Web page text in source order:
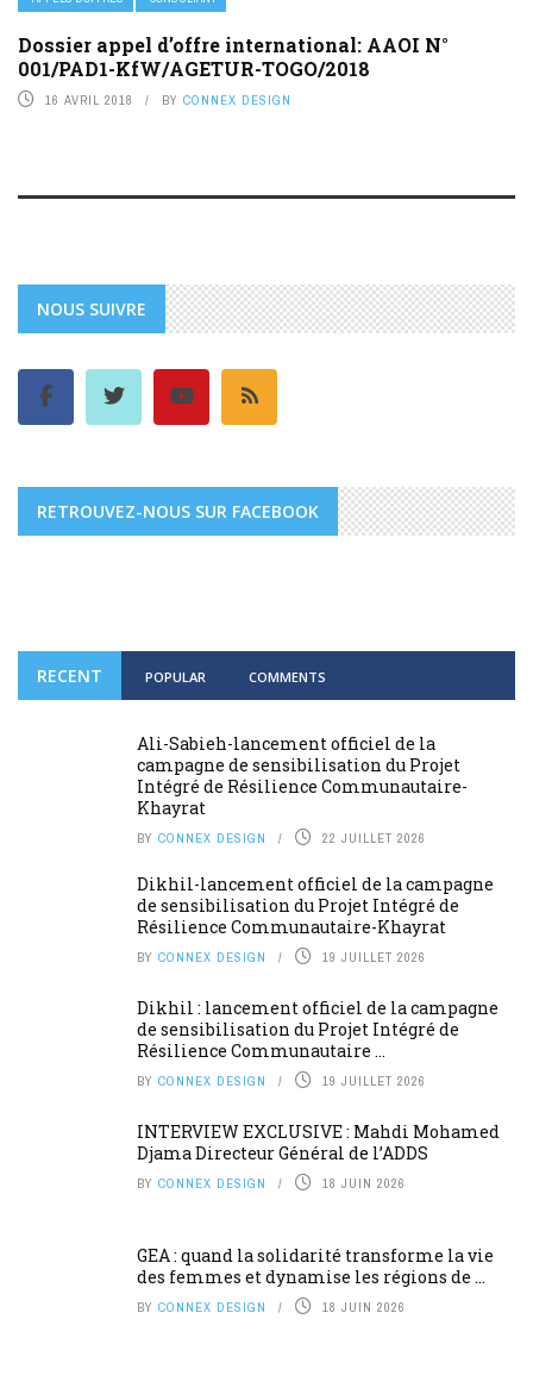
Dossier appel d’offre international: AAOI N°
001/PAD1-KfW/AGETUR-TOGO/2018
16 AVRIL 2018 BY CONNEX DESIGN
NOUS SUIVRE
RETROUVEZ-NOUS SUR FACEBOOK
RECENT POPULAR COMMENTS
Ali-Sabieh-lancement officiel de la
campagne de sensibilisation du Projet
Intégré de Résilience Communautaire-
Khayrat
BY CONNEX DESIGN 22 JUILLET 2026
Dikhil-lancement officiel de la campagne
de sensibilisation du Projet Intégré de
Résilience Communautaire-Khayrat
BY CONNEX DESIGN 19 JUILLET 2026
Dikhil : lancement officiel de la campagne
de sensibilisation du Projet Intégré de
Résilience Communautaire ...
BY CONNEX DESIGN 19 JUILLET 2026
INTERVIEW EXCLUSIVE : Mahdi Mohamed
Djama Directeur Général de l’ADDS
BY CONNEX DESIGN 18 JUIN 2026
GEA : quand la solidarité transforme la vie
des femmes et dynamise les régions de ...
BY CONNEX DESIGN 18 JUIN 2026